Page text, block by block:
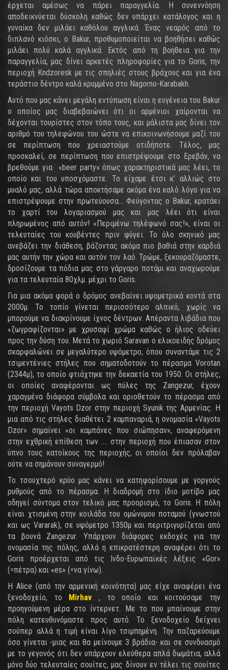
έρχεται αμέσως να πάρει παραγγελία. Η συνεννόηση
αποδεικνύεται δύσκολη καθώς δεν υπάρχει κατάλογος και η
γυναίκα δεν μιλάει καθόλου αγγλικά. Ένας νεαρός από το
διπλανό κιόσκι, ο Bakur, προθυμοποιείται να βοηθήσει καθώς
μιλάει πολύ καλά αγγλικά. Εκτός από τη βοήθεια για την
παραγγελία, μας δίνει αρκετές πληροφορίες για το Goris, την
περιοχή Kndzoresk με τις σπηλιές στους βράχους και για ένα
τεράστιο δέντρο καλά κρυμμένο στο Nagorno-Karabakh.
Αυτό που μας κάνει μεγάλη εντύπωση είναι η ευγένεια του Bakur
ο οποίος μας διαβεβαιώνει ότι οι αρμένιοι χαίρονται να
δέχονται τουρίστες στον τόπο τους, και μάλιστα μας δίνει τον
αριθμό του τηλεφώνου του ώστε να επικοινωνήσουμε μαζί του
σε περίπτωση που χρειαστούμε οτιδήποτε. Τέλος, μας
προσκαλεί, σε περίπτωση που επιστρέψουμε στο Ερεβάν, να
βρεθούμε για «beer party» όπως χαρακτηριστικά μας λέει, το
οποίο και του υποσχόμαστε. Το είχαμε έτσι κ’ αλλιώς στο
μυαλό μας, αλλά τώρα αποκτήσαμε ακόμα ένα καλό λόγο για να
επιστρέψουμε στην πρωτεύουσα… Φεύγοντας ο Bakur, κρατάει
το χαρτί του λογαριασμού μας και μας λέει ότι είναι
πληρωμένος από αυτόν! «Περιμένω τηλέφωνό σας!», είναι οι
τελευταίες του κουβέντες πριν φύγει. Το όλο σκηνικό μας
ανεβάζει την διάθεση, βάζοντας ακόμα πιο βαθιά στην καρδιά
μας αυτήν την χώρα και αυτόν τον λαό. Τρώμε, ξεκουραζόμαστε,
δροσίζουμε τα πόδια μας στο γάργαρο ποτάμι και αναχωρούμε
για τα τελευταία 80χλμ. μέχρι το Goris.
Για μια ακόμα φορά ο δρόμος ανεβαίνει υψομετρικά κοντά στα
2000μ. Το τοπίο γίνεται περισσότερο αλπικό, χωρίς να
μπορούμε να διακρίνουμε ίχνος δέντρων. Απέραντα λιβάδια που
«ζωγραφίζονται» με χρυσαφί χρώμα καθώς ο ήλιος οδεύει
προς την δύση του. Μετά το χωριό Saravan ο ελικοειδής δρόμος
σκαρφαλώνει σε μεγαλύτερο υψόμετρο, όπου συναντάμε τις 2
τσιμεντένιες στήλες που σηματοδοτούν το πέρασμα Vorotan
(2344μ), το οποίο φτιάχτηκε την δεκαετία του 1950. Οι στήλες,
οι οποίες αναφέρονται ως πύλες της Zangezur, έχουν
χαραγμένα διάφορα σύμβολα και οριοθετούν το πέρασμα από
την περιοχή Vayots Dzor στην περιοχή Syunik της Αρμενίας. Η
μια από τις στήλες διαθέτει 2 καμπαναριά, η ονομασία «Vayots
Dzor» σημαίνει «οι καμπάνες που σιώπησαν», αναφερόμενη
στην εχθρική επίθεση των …. στην περιοχή που έπιασαν στον
ύπνο τους κατοίκους της περιοχής, οι οποίοι δεν πρόλαβαν
ούτε να σημάνουν συναγερμό!
Το τσουχτερό κρύο μας κάνει να κατηφορίσουμε με γοργούς
ρυθμούς από το πέρασμα. Η διαδρομή στο ίδιο μοτίβο μας
οδηγεί σύντομα στον τελικό μας προορισμό, το Goris. Η πόλη
είναι χτισμένη στην κοιλάδα του ομώνυμου ποταμού (γνωστού
και ως Vararak), σε υψόμετρο 1350μ και περιτριγυρίζεται από
τα βουνά Zangezur. Υπάρχουν διάφορες εκδοχές για την
ονομασία της πόλης, αλλά η επικρατέστερη αναφέρει ότι το
Goris προέρχεται από τις Ινδο-Ευρωπαϊκές λέξεις «Gor»
(=πέτρα) και «es» (=να γίνω).
Η Alice (από την αρμενική κοινότητα) μας είχε αναφέρει ένα
ξενοδοχείο, το Mirhav
, το οποίο και κοιτούσαμε την
προηγούμενη μέρα στο ίντερνετ. Με το που μπαίνουμε στην
πόλη κατευθυνόμαστε προς αυτό. Το ξενοδοχείο δείχνει
σούπερ αλλά η τιμή είναι λίγο τσιμπημένη. Την παζαρεύουμε
όσο γίνεται -μιας και θα μείνουμε 3 βράδια- και σε συνδυασμό
με το γεγονός ότι δεν υπάρχουν ελεύθερα απλά δωμάτια, αλλά
μόνο δύο τελευταίες σουίτες, μας δίνουν εν τέλει τις σουίτες